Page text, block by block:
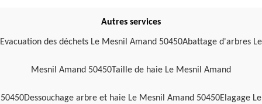
Autres services
Evacuation des déchets Le Mesnil Amand 50450Abattage d'arbres Le
Mesnil Amand 50450Taille de haie Le Mesnil Amand
50450Dessouchage arbre et haie Le Mesnil Amand 50450Elagage Le